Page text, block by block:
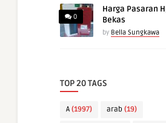
0
Harga Pasaran
Bekas
by Bella Sungkawa
TOP 20 TAGS
A (1997) arab (19)